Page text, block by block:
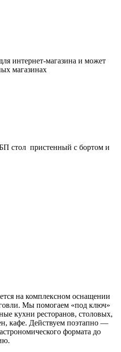
интернет-магазина и может
магазинах
стол пристенный с бортом и
на комплексном оснащении
Мы помогаем «под ключ»
кухни ресторанов, столовых,
кафе. Действуем поэтапно —
формата до